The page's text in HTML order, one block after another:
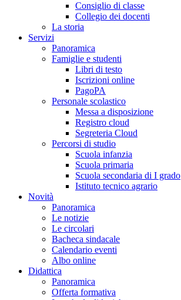
Consiglio di classe
Collegio dei docenti
La storia
Servizi
Panoramica
Famiglie e studenti
Libri di testo
Iscrizioni online
PagoPA
Personale scolastico
Messa a disposizione
Registro cloud
Segreteria Cloud
Percorsi di studio
Scuola infanzia
Scuola primaria
Scuola secondaria di I grado
Istituto tecnico agrario
Novità
Panoramica
Le notizie
Le circolari
Bacheca sindacale
Calendario eventi
Albo online
Didattica
Panoramica
Offerta formativa